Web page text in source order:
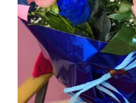
DETALLES